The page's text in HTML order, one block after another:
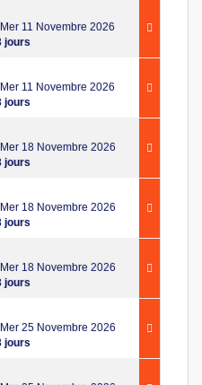
11 Novembre 2026
jours
11 Novembre 2026
jours
18 Novembre 2026
jours
18 Novembre 2026
jours
18 Novembre 2026
jours
25 Novembre 2026
jours